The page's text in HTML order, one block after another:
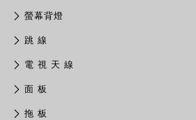
螢幕背燈
跳 線
電 視 天 線
面 板
拖 板